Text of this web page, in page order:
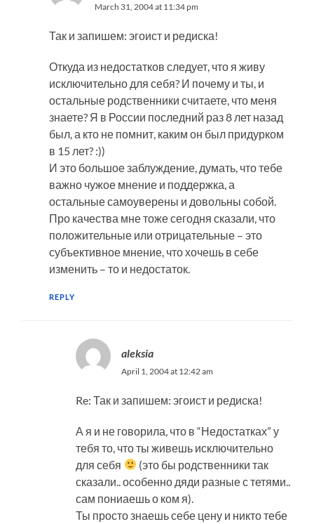
March 31, 2004 at 11:34 pm
Так и запишем: эгоист и редиска!
Откуда из недостатков следует, что я живу
исключительно для себя? И почему и ты, и
остальные родственники считаете, что меня
знаете? Я в России последний раз 8 лет назад
был, а кто не помнит, каким он был придурком
в 15 лет? :))
И это большое заблуждение, думать, что тебе
важно чужое мнение и поддержка, а
остальные самоуверены и довольны собой.
Про качества мне тоже сегодня сказали, что
положительные или отрицательные – это
субъективное мнение, что хочешь в себе
изменить – то и недостаток.
REPLY
aleksia
April 1, 2004 at 12:42 am
Re: Так и запишем: эгоист и редиска!
А я и не говорила, что в “Недостатках” у
тебя то, что ты живешь исключительно
для себя
(это бы родственники так
сказали.. особенно дяди разные с тетями..
сам пониаешь о ком я).
Ты просто знаешь себе цену и никто тебе